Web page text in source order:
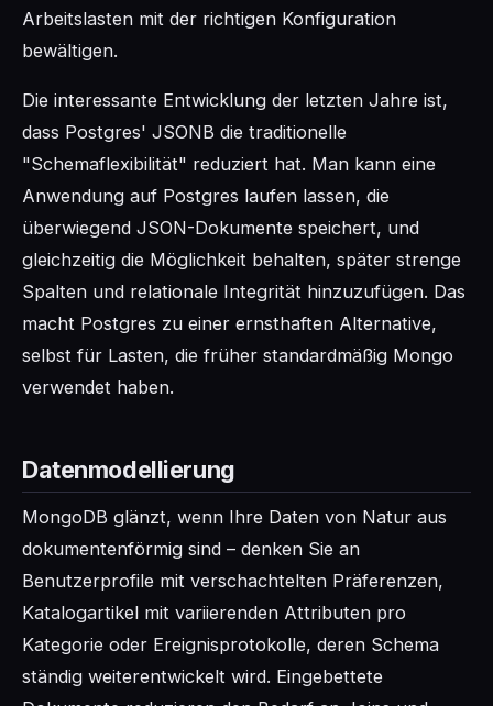
Arbeitslasten mit der richtigen Konfiguration
bewältigen.
Die interessante Entwicklung der letzten Jahre ist,
dass Postgres' JSONB die traditionelle
"Schemaflexibilität" reduziert hat. Man kann eine
Anwendung auf Postgres laufen lassen, die
überwiegend JSON-Dokumente speichert, und
gleichzeitig die Möglichkeit behalten, später strenge
Spalten und relationale Integrität hinzuzufügen. Das
macht Postgres zu einer ernsthaften Alternative,
selbst für Lasten, die früher standardmäßig Mongo
verwendet haben.
Datenmodellierung
MongoDB glänzt, wenn Ihre Daten von Natur aus
dokumentenförmig sind – denken Sie an
Benutzerprofile mit verschachtelten Präferenzen,
Katalogartikel mit variierenden Attributen pro
Kategorie oder Ereignisprotokolle, deren Schema
ständig weiterentwickelt wird. Eingebettete